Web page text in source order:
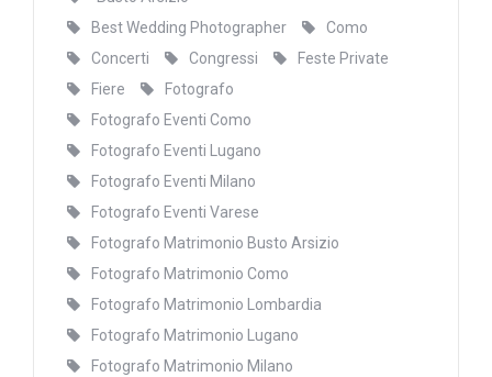
Best Wedding Photographer
Como
Concerti
Congressi
Feste Private
Fiere
Fotografo
Fotografo Eventi Como
Fotografo Eventi Lugano
Fotografo Eventi Milano
Fotografo Eventi Varese
Fotografo Matrimonio Busto Arsizio
Fotografo Matrimonio Como
Fotografo Matrimonio Lombardia
Fotografo Matrimonio Lugano
Fotografo Matrimonio Milano